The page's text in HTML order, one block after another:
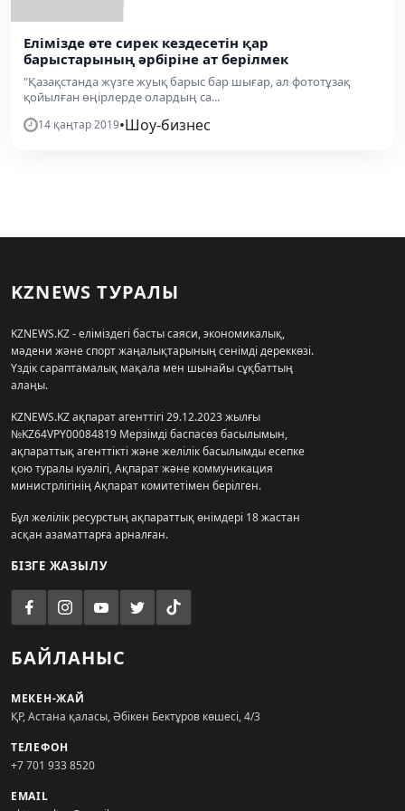
Елімізде өте сирек кездесетін қар
барыстарының әрбіріне ат берілмек
"Қазақстанда жүзге жуық барыс бар шығар, ал фототұзақ
қойылған өңірлерде олардың са...
14 қаңтар 2019•Шоу-бизнес
KZNEWS ТУРАЛЫ
KZNEWS.KZ - еліміздегі басты саяси, экономикалық,
мәдени және спорт жаңалықтарының сенімді дереккөзі.
Үздік сараптамалық мақала мен шынайы сұқбаттың
алаңы.
KZNEWS.KZ ақпарат агенттігі 29.12.2023 жылғы
№KZ64VPY00084819 Мерзімді баспасөз басылымын,
ақпараттық агенттікті және желілік басылымды есепке
қою туралы куәлігі, Ақпарат және коммуникация
министрлігінің Ақпарат комитетімен берілген.
Бұл желілік ресурстың ақпараттық өнімдері 18 жастан
асқан азаматтарға арналған.
БІЗГЕ ЖАЗЫЛУ
БАЙЛАНЫС
МЕКЕН-ЖАЙ
ҚР, Астана қаласы, Әбікен Бектұров көшесі, 4/3
ТЕЛЕФОН
+7 701 933 8520
EMAIL